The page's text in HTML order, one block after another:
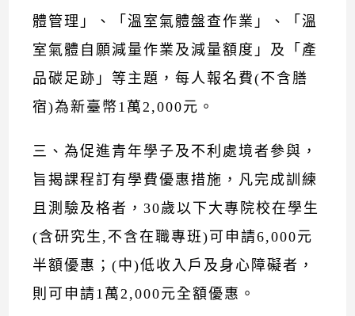
體管理」、「溫室氣體盤查作業」、「溫
室氣體自願減量作業及減量額度」及「產
品碳足跡」等主題，每人報名費(不含膳
宿)為新臺幣1萬2,000元。
三、為促進青年學子及不利處境者參與，
旨揭課程訂有學費優惠措施，凡完成訓練
且測驗及格者，30歲以下大專院校在學生
(含研究生,不含在職專班)可申請6,000元
半額優惠；(中)低收入戶及身心障礙者，
則可申請1萬2,000元全額優惠。